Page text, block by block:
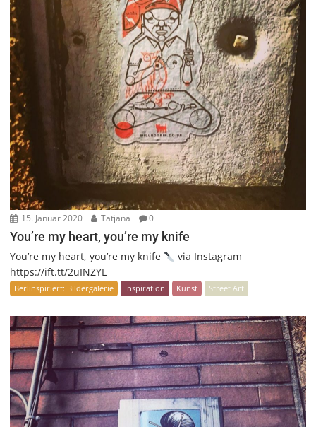
15. Januar 2020 Tatjana 0
You’re my heart, you’re my knife
You’re my heart, you’re my knife
via Instagram
https://ift.tt/2uINZYL
Berlinspiriert: Bildergalerie Inspiration Kunst Street Art